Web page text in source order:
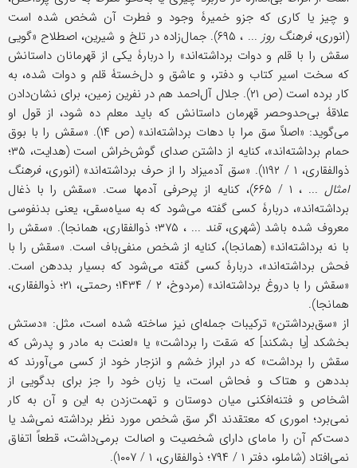
و چیز یا کاری که جزو خمیرۀ وجود و فطرت آن شخص شده است
(انوری،فرهنگ روز
... ، ۶۹۵). جمال‌زاده در تلخ و شیرین، اصطلاح «گویی
سقش را با قلم و دوات برداشته‌اند» را دربارۀ یکی از قهرمانان داستانش
که سخت اسیر کتاب و دفتر، و عاشق و دل‌خستۀ قلم و دوات شده، به
‌کار برده‌ است (ص ۲۱). جلال آل‌احمد هم در نفرین زمین، برای نشان‌دادن
علاقۀ بی‌حد‌و‌حصر قهرمان داستانش که باید معلم ده شود، از قول او
می‌گوید: «اصلاً سق مرا با دهات برداشته‌اند» (ص ۱۴). «سقش را با بوق
حمام برداشته‌اند»، کنایه از داشتن صدای گوش‌خراش است (هدایت، ۳۵؛
ذوالفقاری، ۱ / ۱۱۹۲). «سق آدمیزاد را از حرف برداشته‌اند» (انوری،
فرهنگ
امثال
... ، ۱ / ۶۶۵)، کنایه از پرحرفی آدمها ست. «سقش را با ذغال
برداشته‌اند»، دربارۀ کسی گفته می‌شود که به سیاه‌سقی، یعنی بد‌نفوسی
معروف شده باشد (شهری،قند
... ، ۳۷۵؛ ذوالفقاری، همانجا). «سقش را
با نه برداشته‌اند» (همانجا)، کنایه از شخص منفی‌باف است. «سقش را با
فحش برداشته‌اند»، دربارۀ کسی گفته می‌شود که بسیار بددهن است.
«سقش را با دروغ برداشته‌اند» (مردوخ، ۲ / ۱۴۳۴؛ رحمتی، ۲۱؛ ذوالفقاری،
همانجا).
از «سق‌برداشتن» ترکیبات جمله‌ای نیز ساخته شده است، مثل: «دستش
بخشکد [یا بشکند] که سَقت را برداشت» یا «لعنت به مادر و پدرش که
سقش را برداشت» که در ابراز خشم و انزجار خود از کسی می‌آورند که
بد‌دهن و هتاک و فحاش است، یا زبان خود را جز برای بدگویی از
اشخاص و فتنه‌افکنی میان دوستان و تهمت‌‌زدن به این و آن به‌ کار
نمی‌برد؛ اموری که معتقدند اگر سق شخص مورد نظر برداشته نمی‌شد یا
دست‌کم آن را مامای دارای شخصیت و اصالت برمی‌داشت، قطعاً اتفاق
نمی‌افتاد (شاملو، دفتر ۱ / ۷۹۴؛ ذوالفقاری، ۱ / ۱۰۰۷).